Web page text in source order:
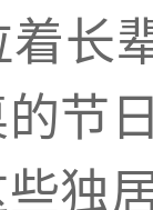
长
节
独